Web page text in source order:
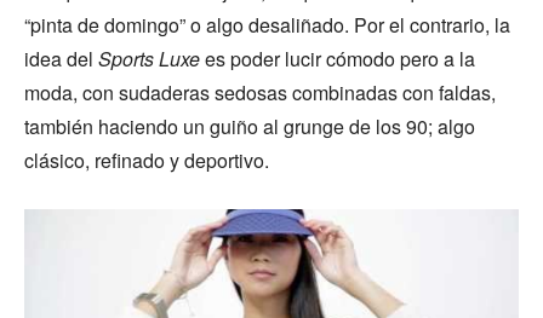
“pinta de domingo” o algo desaliñado. Por el contrario, la
idea del Sports Luxees poder lucir cómodo pero a la
moda, con sudaderas sedosas combinadas con faldas,
también haciendo un guiño al grunge de los 90; algo
clásico, refinado y deportivo.